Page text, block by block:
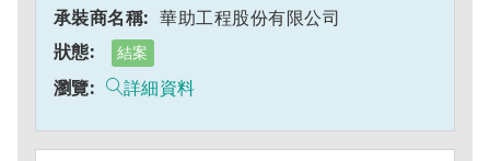
華助工程股份有限公司
結案
詳細資料